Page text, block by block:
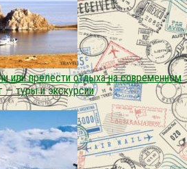
или прелести отдыха на современном
— туры и экскурсии